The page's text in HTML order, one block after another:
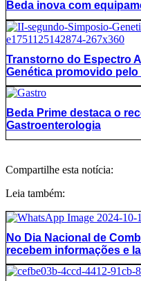
Beda inova com
Transtorno do Espectro
Genética promovido pelo
Beda Prime destaca o
Gastroenterologia
Compartilhe esta notícia:
Leia também:
No Dia Nacional de
recebem informações e